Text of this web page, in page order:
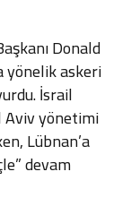
Donald
yönelik askeri
İsrail
Aviv yönetimi
Lübnan’a
devam